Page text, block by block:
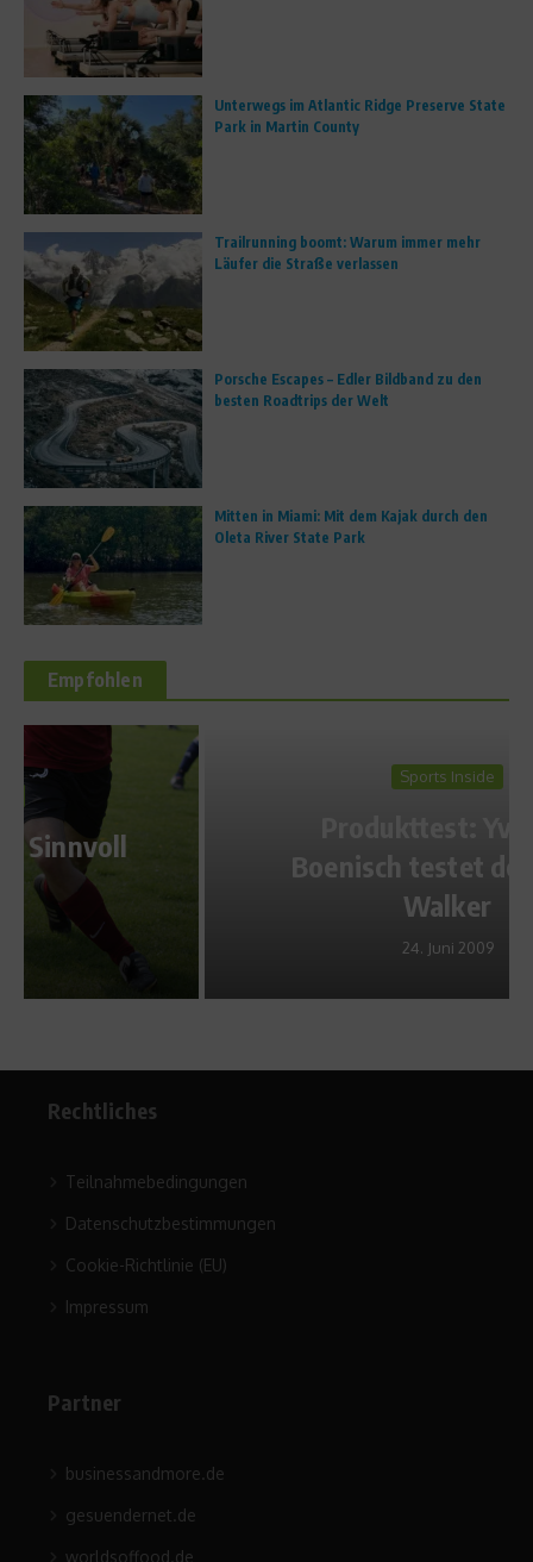
Unterwegs im Atlantic Ridge Preserve State
Park in Martin County
Trailrunning boomt: Warum immer mehr
Läufer die Straße verlassen
Porsche Escapes – Edler Bildband zu den
besten Roadtrips der Welt
Mitten in Miami: Mit dem Kajak durch den
Oleta River State Park
Empfohlen
Boenisch testet den Slide
Rechtliches
Teilnahmebedingungen
Datenschutzbestimmungen
Cookie-Richtlinie (EU)
Impressum
Partner
businessandmore.de
gesuendernet.de
worldsoffood.de